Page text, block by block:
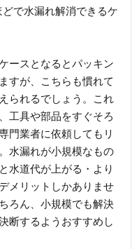
で水漏れ解消できるケ
ースとなるとパッキン
すが、こちらも慣れて
られるでしょう。これ
工具や部品をすぐそろ
門業者に依頼してもリ
水漏れが小規模なもの
水道代が上がる・より
メリットしかありませ
ろん、小規模でも解決
断するようおすすめし